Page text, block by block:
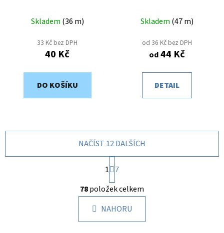
Skladem (36 m)
33 Kč bez DPH
40 Kč
DO KOŠÍKU
Skladem (47 m)
od 36 Kč bez DPH
od44 Kč
DETAIL
O
v
l
á
d
NAČÍST 12 DALŠÍCH
S
t
r
á
n
k
1
7
78položek celkem
NAHORU